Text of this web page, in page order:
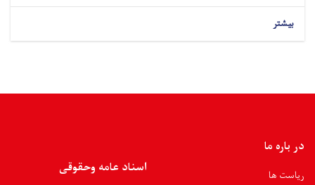
بیشتر
در باره ما
ریاست ها
اسناد عامه وحقوقی